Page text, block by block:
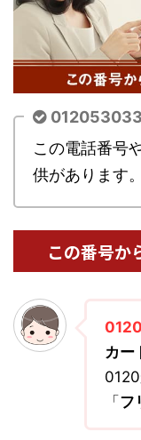
この電話番号
供があります。
この番号か
カー
「 フ